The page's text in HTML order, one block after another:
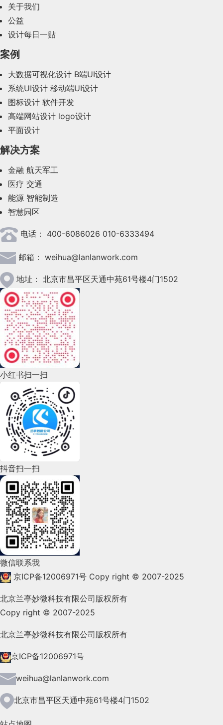
2024年2月(58)
2023年10月(14)
2023年8月(88)
2023年7月(62)
2023年6月(58)
2023年5月(28)
2023年4月(47)
2023年3月(37)
2023年2月(90)
2023年1月(78)
2022年12月(45)
2022年11月(69)
2022年10月(51)
2022年9月(135)
2022年8月(60)
2022年7月(111)
2022年6月(162)
2022年5月(143)
2022年4月(86)
2022年3月(119)
2022年2月(53)
2022年1月(99)
2021年12月(105)
2021年9月(153)
2021年8月(147)
2021年7月(149)
2021年6月(157)
2021年5月(124)
关于我们
公益
设计每日一贴
案例
大数据可视化设计 B端UI设计
系统UI设计 移动端UI设计
图标设计 软件开发
高端网站设计 logo设计
平面设计
解决方案
金融 航天军工
医疗 交通
能源 智能制造
智慧园区
电话： 400-6086026 010-6333494
邮箱： weihua@lanlanwork.com
地址： 北京市昌平区天通中苑61号楼4门1502
小红书扫一扫
抖音扫一扫
微信联系我
京ICP备12006971号 Copy right © 2007-2025
北京兰亭妙微科技有限公司版权所有
Copy right © 2007-2025
北京兰亭妙微科技有限公司版权所有
京ICP备12006971号
weihua@lanlanwork.com
北京市昌平区天通中苑61号楼4门1502